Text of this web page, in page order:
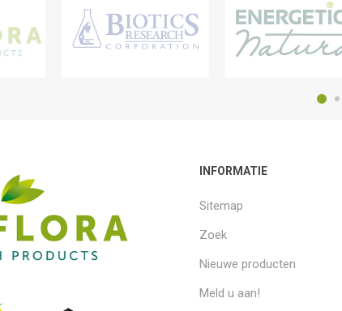
INFORMATIE
Sitemap
Zoek
Nieuwe producten
Meld u aan!